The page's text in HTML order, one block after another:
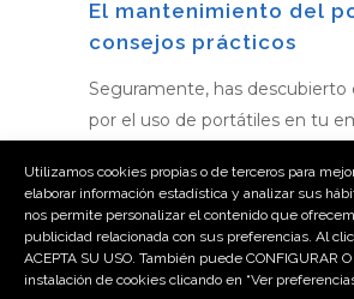
Utilizamos cookies propias o de terceros para
elaborar información estadística y analizar sus
nos permite personalizar el contenido que
publicidad relacionada con sus preferencias. Al
ACEPTA SU USO. También puede CONFIGURAR
instalación de cookies clicando en “Ver
El mantenimiento del
consejos prácticos
Seguramente, has descubierto
por el uso de portátiles en tu
olvidarnos de que el
portátil de empresa es una
imprescindible teniendo en
conservación en buen estado